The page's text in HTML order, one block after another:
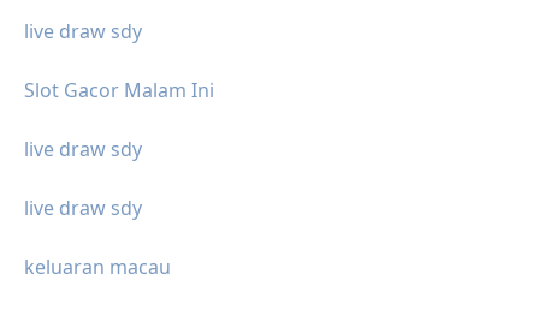
live draw sdy
Slot Gacor Malam Ini
live draw sdy
live draw sdy
keluaran macau